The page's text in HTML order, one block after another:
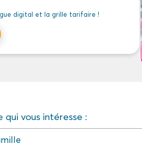
digital et la grille tarifaire !
vous intéresse :